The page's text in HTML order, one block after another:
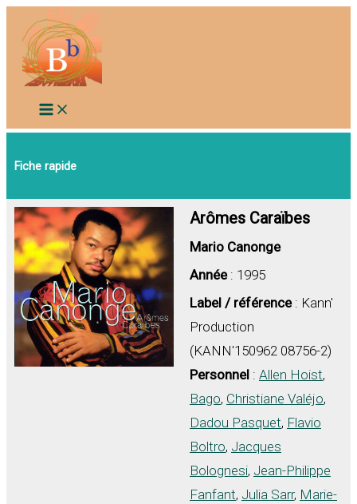
contenu
Fiche rapide
Arômes Caraïbes
Mario Canonge
Année: 1995
Label / référence: Kann'
Production
(KANN'150962 08756-2)
Personnel : Allen Hoist,
Bago, Christiane Valéjo,
Dadou Pasquet, Flavio
Boltro, Jacques
Bolognesi, Jean-Philippe
Fanfant, Julia Sarr, Marie-